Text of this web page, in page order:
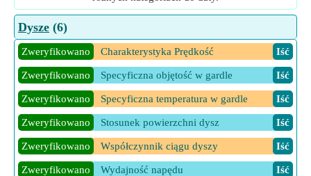
Dysze (6)
Zweryfikowano Charakterystyka Prędkość Iść
Zweryfikowano Specyficzna objętość w gardle Iść
Zweryfikowano Specyficzna temperatura w gardle Iść
Zweryfikowano Stosunek powierzchni dysz Iść
Zweryfikowano Współczynnik ciągu dyszy Iść
Zweryfikowano Wydajność napędu Iść